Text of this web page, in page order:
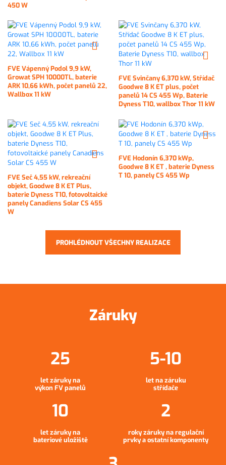
450 W
FVE Vápenný Podol 9,9 kW,
Growat SPH 10000TL, baterie
ARK 10,66 kWh, počet panelů 22,
Wallbox 11 kW
FVE Svinčany 6,370 kW, Střídač
Goodwe 8 K ET plus, počet
panelů 14 CS 455 Wp, Baterie
Dyness T10, wallbox Thor 11 kW
FVE Seč 4,55 kW, rekreační
objekt, Goodwe 8 K ET Plus,
baterie Dyness T10, fotovoltaické
panely Canadiens Solar CS 455
W
FVE Hodonín 6,370 kWp,
Goodwe 8 K ET , baterie Dyness
T 10, panely CS 455 Wp
PROHLÉDNOUT VŠECHNY REALIZACE
Záruky
let záruky na
výkon FV panelů
let na záruku
střídače
let záruky na
bateriové uložiště
roky záruky na regulační
prvky a ostatní komponenty